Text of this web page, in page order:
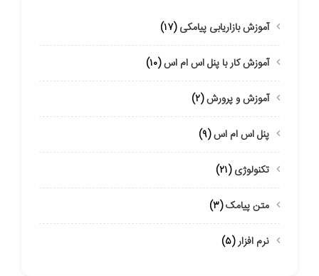
آموزش بازاریابی پیامکی(۱۷)
آموزش کار با پنل اس ام اس(۱۰)
آموزش و پرورش(۲)
پنل اس ام اس(۹)
تکنولوژی(۲۱)
متن پیامک(۳)
نرم افزار(۵)